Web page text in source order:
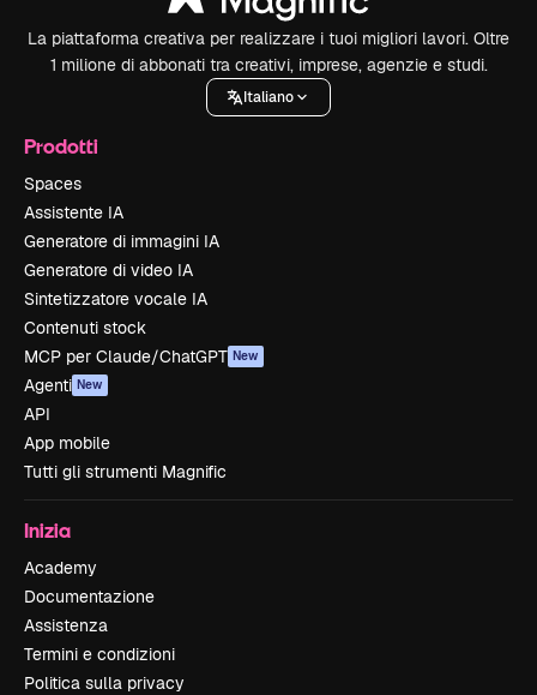
La piattaforma creativa per realizzare i tuoi migliori lavori. Oltre
1 milione di abbonati tra creativi, imprese, agenzie e studi.
Italiano
Prodotti
Spaces
Assistente IA
Generatore di immagini IA
Generatore di video IA
Sintetizzatore vocale IA
Contenuti stock
MCP per Claude/ChatGPT New
Agenti New
API
App mobile
Tutti gli strumenti Magnific
Inizia
Academy
Documentazione
Assistenza
Termini e condizioni
Politica sulla privacy